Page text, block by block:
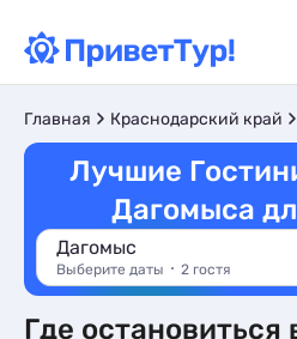
Лучшие
Дагомыса
Дагомыс
Выберите даты
Где остановиться